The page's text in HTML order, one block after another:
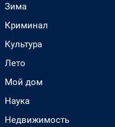
Зима
Криминал
Культура
Лето
Мой дом
Наука
Недвижимость